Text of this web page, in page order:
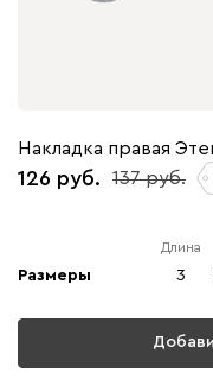
Накладка правая
126 137
Размеры
Длина
3